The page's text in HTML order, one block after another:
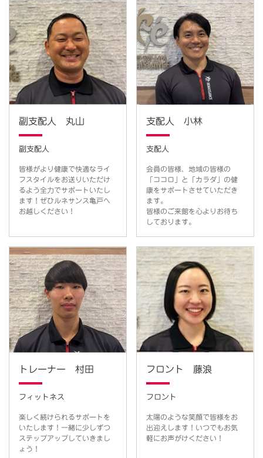
副支配人 丸山
副支配人
皆様がより健康で快適なライ
フスタイルをお送りいただけ
るよう全力でサポートいたし
ます！ぜひルネサンス亀戸へ
お越しください！
支配人 小林
支配人
会員の皆様、地域の皆様の
「ココロ」と「カラダ」の健
康をサポートさせていただき
ます。
皆様のご来館を心よりお待ち
しております。
トレーナー 村田
フィットネス
楽しく続けられるサポートを
いたします！一緒に少しずつ
ステップアップしていきまし
ょう！
フロント 藤浪
フロント
太陽のような笑顔で皆様をお
出迎えします！いつでもお気
軽にお声がけください！